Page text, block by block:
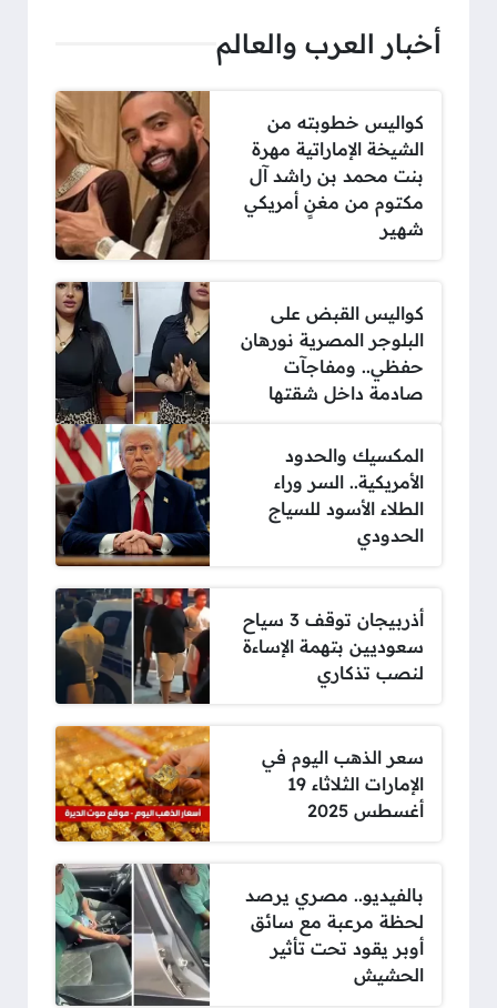
أخبار العرب والعالم
كواليس خطوبته من
الشيخة الإماراتية مهرة
بنت محمد بن راشد آل
مكتوم من مغنٍ أمريكي
شهير
كواليس القبض على
البلوجر المصرية نورهان
حفظي.. ومفاجآت
صادمة داخل شقتها
المكسيك والحدود
الأمريكية.. السر وراء
الطلاء الأسود للسياج
الحدودي
أذربيجان توقف 3 سياح
سعوديين بتهمة الإساءة
لنصب تذكاري
سعر الذهب اليوم في
الإمارات الثلاثاء 19
أغسطس 2025
بالفيديو.. مصري يرصد
لحظة مرعبة مع سائق
أوبر يقود تحت تأثير
الحشيش